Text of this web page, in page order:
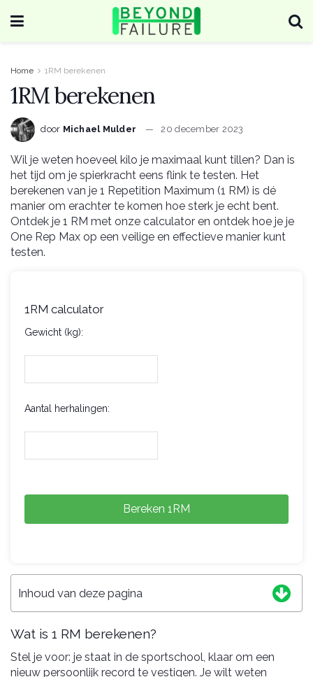
Home 1RM berekenen
1RM berekenen
door Michael Mulder 20 december 2023
Wil je weten hoeveel kilo je maximaal kunt tillen? Dan is
het tijd om je spierkracht eens flink te testen. Het
berekenen van je 1 Repetition Maximum (1 RM) is dé
manier om erachter te komen hoe sterk je echt bent.
Ontdek je 1 RM met onze calculator en ontdek hoe je je
One Rep Max op een veilige en effectieve manier kunt
testen.
1RM calculator
Gewicht (kg):
Aantal herhalingen:
Bereken 1RM
Inhoud van deze pagina
Wat is 1 RM berekenen?
Stel je voor: je staat in de sportschool, klaar om een
nieuw persoonlijk record te vestigen. Je wilt weten